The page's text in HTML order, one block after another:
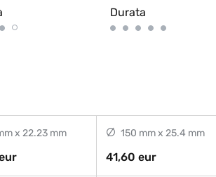
Durata
x 22.23 mm 150 mm x 25.4 mm
41,60 eur